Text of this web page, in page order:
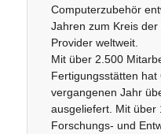
Computerzubehör
Jahren zum Kreis
Provider weltweit.
Mit über 2.500
Fertigungsstätten hat
vergangenen Jahr
ausgeliefert. Mit über
Forschungs- und